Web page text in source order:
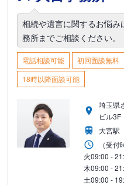
相続や遺言に関するお悩
務所までご相談ください。
電話相談可能 初回面談無料
18時以降面談可能
埼玉県
ビル3F
大宮駅
（受付
火09:00 -
木09:00 -
土09:00 -